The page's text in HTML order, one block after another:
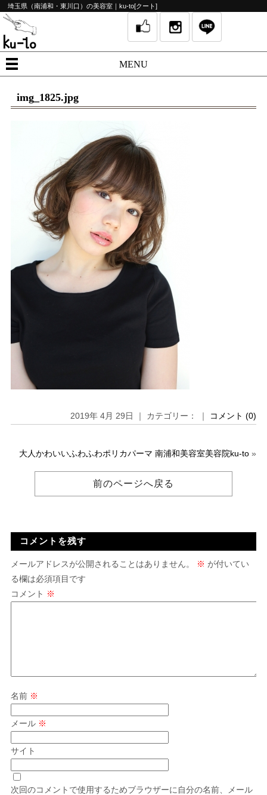
埼玉県（南浦和・東川口）の美容室｜ku-to[クート]
MENU
img_1825.jpg
2019年 4月 29日 ｜ カテゴリー： ｜ コメント (0)
大人かわいいふわふわポリカパーマ 南浦和美容室美容院ku-to »
前のページへ戻る
コメントを残す
メールアドレスが公開されることはありません。 ※ が付いてい
る欄は必須項目です
コメント ※
名前 ※
メール ※
サイト
次回のコメントで使用するためブラウザーに自分の名前、メール